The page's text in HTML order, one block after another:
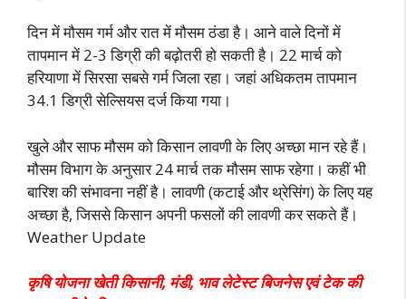
दिन में मौसम गर्म और रात में मौसम ठंडा है। आने वाले दिनों में
तापमान में 2-3 डिग्री की बढ़ोतरी हो सकती है। 22 मार्च को
हरियाणा में सिरसा सबसे गर्म जिला रहा। जहां अधिकतम तापमान
34.1 डिग्री सेल्सियस दर्ज किया गया।
खुले और साफ मौसम को किसान लावणी के लिए अच्छा मान रहे हैं।
मौसम विभाग के अनुसार 24 मार्च तक मौसम साफ रहेगा। कहीं भी
बारिश की संभावना नहीं है। लावणी (कटाई और थ्रेसिंग) के लिए यह
अच्छा है, जिससेकिसान अपनी फसलों की लावणी कर सकते हैं।
Weather Update
कृषि योजना खेती किसानी, मंडी, भाव लेटेस्ट बिजनेस एवं टेक की